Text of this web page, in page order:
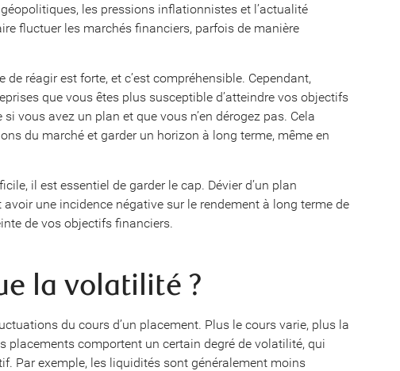
les pressions inflationnistes et l’actualité
fluctuer les marchés financiers, parfois de manière
de réagir est forte, et c’est compréhensible. Cependant,
que vous êtes plus susceptible d’atteindre vos objectifs
vous avez un plan et que vous n’en dérogez pas. Cela
du marché et garder un horizon à long terme, même en
il est essentiel de garder le cap. Dévier d’un plan
une incidence négative sur le rendement à long terme de
de vos objectifs financiers.
la volatilité ?
du cours d’un placement. Plus le cours varie, plus la
placements comportent un certain degré de volatilité, qui
Par exemple, les liquidités sont généralement moins